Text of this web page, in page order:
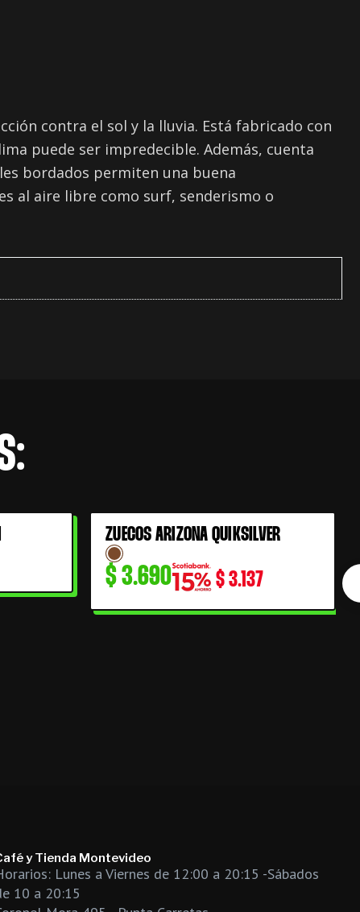
contra el sol y la lluvia. Está fabricado con
puede ser impredecible. Además, cuenta
bordados permiten una buena
al aire libre como surf, senderismo o
ZUECOS ARIZONA QUIKSILVER
$3.690 $3.137
y Tienda Montevideo
Lunes a Viernes de 12:00 a 20:15 -Sábados
10 a 20:15